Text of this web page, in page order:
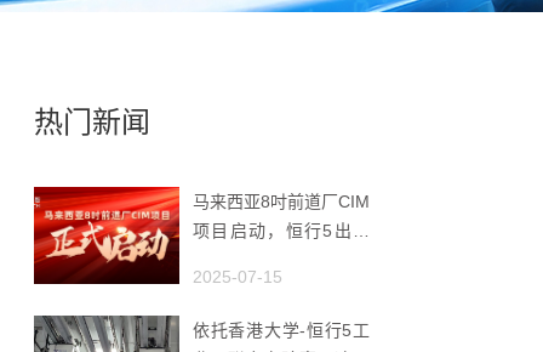
热门新闻
马来西亚8吋前道厂CIM
项目启动，恒行5出海
2025-07-15
依托香港大学-恒行5工